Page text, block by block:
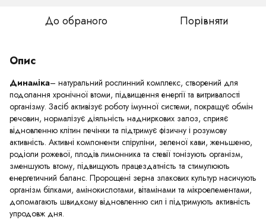
До обраного Порівняти
Опис
Динаміка– натуральний рослинний комплекс, створений для
подолання хронічної втоми, підвищення енергії та витривалості
організму. Засіб активізує роботу імунної системи, покращує обмін
речовин, нормалізує діяльність надниркових залоз, сприяє
відновленню клітин печінки та підтримує фізичну і розумову
активність. Активні компоненти спіруліни, зеленої кави, женьшеню,
родіоли рожевої, плодів лимонника та стевії тонізують організм,
зменшують втому, підвищують працездатність та стимулюють
енергетичний баланс. Пророщені зерна злакових культур насичують
організм білками, амінокислотами, вітамінами та мікроелементами,
допомагають швидкому відновленню сил і підтримують активність
упродовж дня.